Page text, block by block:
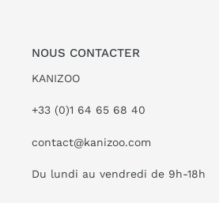
NOUS CONTACTER
KANIZOO
+33 (0)1 64 65 68 40
contact@kanizoo.com
Du lundi au vendredi de 9h-18h